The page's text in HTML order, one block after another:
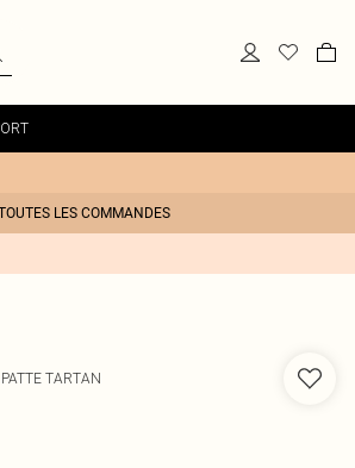
LES COMMANDES
TARTAN